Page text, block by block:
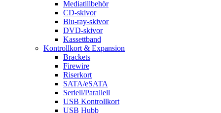
Mediatillbehör
CD-skivor
Blu-ray-skivor
DVD-skivor
Kassettband
Kontrollkort & Expansion
Brackets
Firewire
Riserkort
SATA/eSATA
Seriell/Parallell
USB Kontrollkort
USB Hubb